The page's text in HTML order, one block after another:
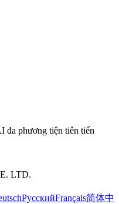
đa phương tiện tiên tiến
LTD.
РусскийFrançais简体中